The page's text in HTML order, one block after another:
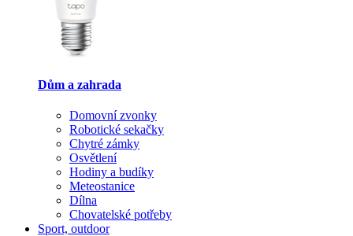
Dům a zahrada
Domovní zvonky
Robotické sekačky
Chytré zámky
Osvětlení
Hodiny a budíky
Meteostanice
Dílna
Chovatelské potřeby
Sport, outdoor